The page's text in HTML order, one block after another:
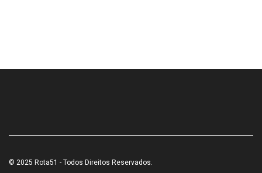
© 2025 Rota51 - Todos Direitos Reservados.